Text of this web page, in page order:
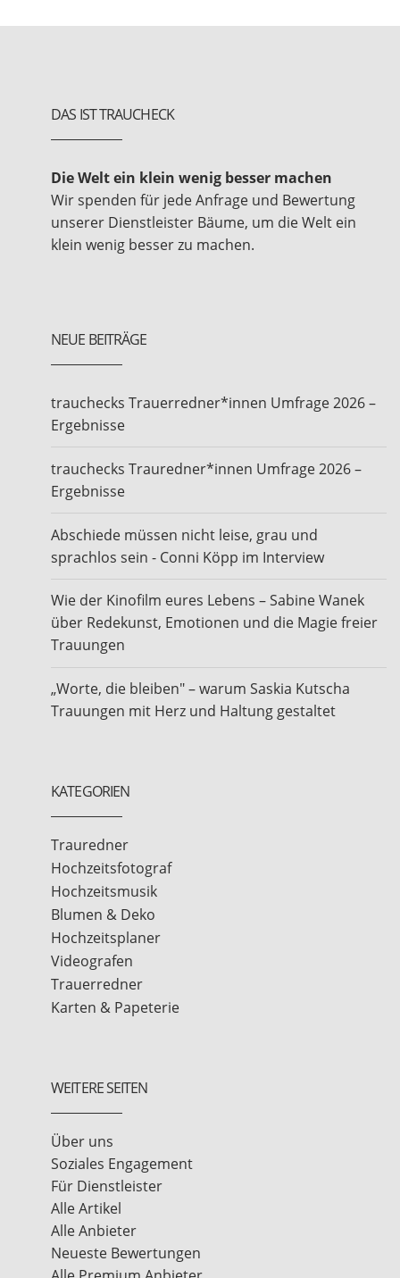
DAS IST TRAUCHECK
Die Welt ein klein wenig besser machen
Wir spenden für jede Anfrage und Bewertung
unserer Dienstleister Bäume, um die Welt ein
klein wenig besser zu machen.
NEUE BEITRÄGE
trauchecks Trauerredner*innen Umfrage 2026 –
Ergebnisse
trauchecks Trauredner*innen Umfrage 2026 –
Ergebnisse
Abschiede müssen nicht leise, grau und
sprachlos sein - Conni Köpp im Interview
Wie der Kinofilm eures Lebens – Sabine Wanek
über Redekunst, Emotionen und die Magie freier
Trauungen
„Worte, die bleiben" – warum Saskia Kutscha
Trauungen mit Herz und Haltung gestaltet
KATEGORIEN
Trauredner
Hochzeitsfotograf
Hochzeitsmusik
Blumen & Deko
Hochzeitsplaner
Videografen
Trauerredner
Karten & Papeterie
WEITERE SEITEN
Über uns
Soziales Engagement
Für Dienstleister
Alle Artikel
Alle Anbieter
Neueste Bewertungen